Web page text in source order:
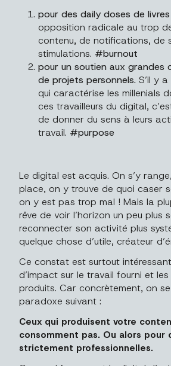
pour des daily doses de
opposition radicale au trop
contenu, de notifications, de
stimulations. #burnout
pour un soutien aux grandes
de projets personnels. S’il y
qui caractérise les millenials
ces travailleurs du digital,
de donner du sens à leurs
travail. #purpose
Le digital est acquis. On s’y
place, on y trouve de quoi caser
on y est pas trop mal ! Mais la
rêve de voir l’horizon un peu plus
reconnecter son activité plus
quelque chose d’utile, créateur
Ce constat est surtout
d’impact sur le travail fourni et
produits. Car concrètement, on
paradoxe suivant :
Ceux qui produisent votre
consomment pas. Ou alors pour
strictement professionnelles.